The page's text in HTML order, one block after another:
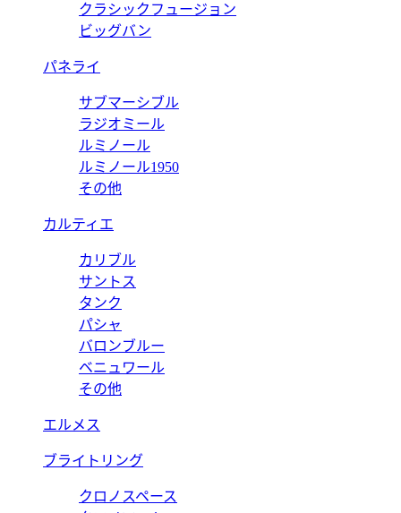
クラシックフュージョン
ビッグバン
パネライ
サブマーシブル
ラジオミール
ルミノール
ルミノール1950
その他
カルティエ
カリブル
サントス
タンク
パシャ
バロンブルー
ベニュワール
その他
エルメス
ブライトリング
クロノスペース